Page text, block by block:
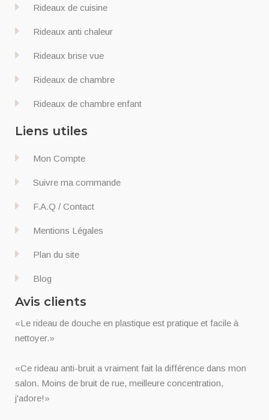
Rideaux de cuisine
Rideaux anti chaleur
Rideaux brise vue
Rideaux de chambre
Rideaux de chambre enfant
Liens utiles
Mon Compte
Suivre ma commande
F.A.Q / Contact
Mentions Légales
Plan du site
Blog
Avis clients
«Le rideau de douche en plastique est pratique et facile à
nettoyer.»
«Ce rideau anti-bruit a vraiment fait la différence dans mon
salon. Moins de bruit de rue, meilleure concentration,
j'adore!»